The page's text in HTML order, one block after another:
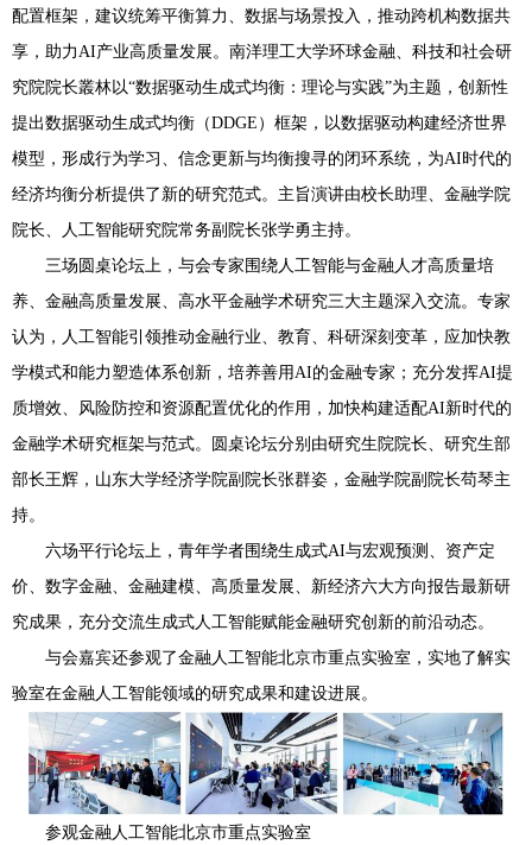
配置框架，建议统筹平衡算力、数据与场景投入，推动跨机构数据共
享，助力AI产业高质量发展。南洋理工大学环球金融、科技和社会研
究院院长叢林以“数据驱动生成式均衡：理论与实践”为主题，创新性
提出数据驱动生成式均衡（DDGE）框架，以数据驱动构建经济世界
模型，形成行为学习、信念更新与均衡搜寻的闭环系统，为AI时代的
经济均衡分析提供了新的研究范式。主旨演讲由校长助理、金融学院
院长、人工智能研究院常务副院长张学勇主持。
三场圆桌论坛上，与会专家围绕人工智能与金融人才高质量培
养、金融高质量发展、高水平金融学术研究三大主题深入交流。专家
认为，人工智能引领推动金融行业、教育、科研深刻变革，应加快教
学模式和能力塑造体系创新，培养善用AI的金融专家；充分发挥AI提
质增效、风险防控和资源配置优化的作用，加快构建适配AI新时代的
金融学术研究框架与范式。圆桌论坛分别由研究生院院长、研究生部
部长王辉，山东大学经济学院副院长张群姿，金融学院副院长苟琴主
持。
六场平行论坛上，青年学者围绕生成式AI与宏观预测、资产定
价、数字金融、金融建模、高质量发展、新经济六大方向报告最新研
究成果，充分交流生成式人工智能赋能金融研究创新的前沿动态。
与会嘉宾还参观了金融人工智能北京市重点实验室，实地了解实
验室在金融人工智能领域的研究成果和建设进展。
参观金融人工智能北京市重点实验室